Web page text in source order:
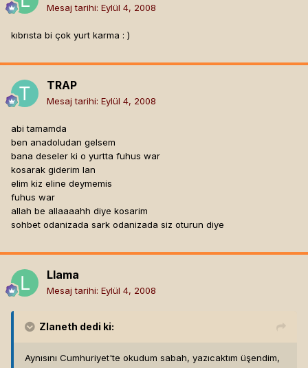
Mesaj tarihi: Eylül 4, 2008
kıbrısta bi çok yurt karma : )
TRAP
Mesaj tarihi: Eylül 4, 2008
abi tamamda
ben anadoludan gelsem
bana deseler ki o yurtta fuhus war
kosarak giderim lan
elim kiz eline deymemis
fuhus war
allah be allaaaahh diye kosarim
sohbet odanizada sark odanizada siz oturun diye
Llama
Mesaj tarihi: Eylül 4, 2008
Zlaneth dedi ki:
Aynısını Cumhuriyet'te okudum sabah, yazıcaktım üşendim,